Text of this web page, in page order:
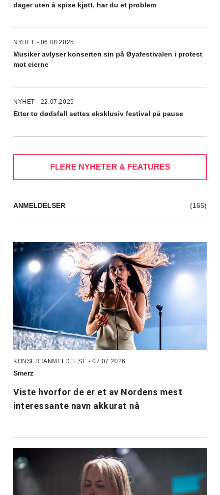
dager uten å spise kjøtt, har du et problem
NYHET - 06.08.2025
Musiker avlyser konserten sin på Øyafestivalen i protest
mot eierne
NYHET - 22.07.2025
Etter to dødsfall settes eksklusiv festival på pause
FLERE NYHETER & FEATURES
ANMELDELSER (165)
KONSERTANMELDELSE - 07.07.2026
Smerz
Viste hvorfor de er et av Nordens mest
interessante navn akkurat nå